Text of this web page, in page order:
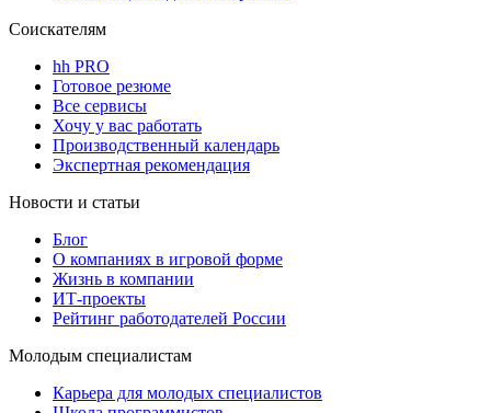
Соискателям
hh PRO
Готовое резюме
Все сервисы
Хочу у вас работать
Производственный календарь
Экспертная рекомендация
Новости и статьи
Блог
О компаниях в игровой форме
Жизнь в компании
ИТ-проекты
Рейтинг работодателей России
Молодым специалистам
Карьера для молодых специалистов